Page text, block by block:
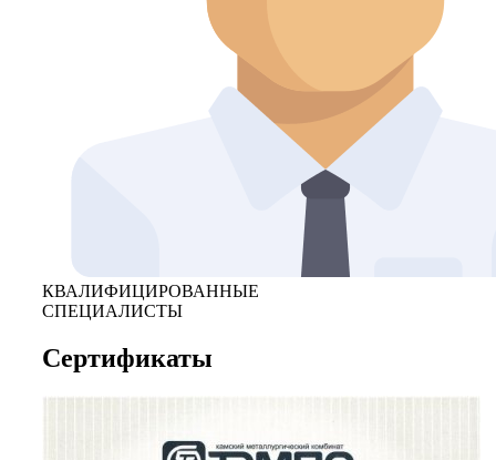
КВАЛИФИЦИРОВАННЫЕ
СПЕЦИАЛИСТЫ
Сертификаты